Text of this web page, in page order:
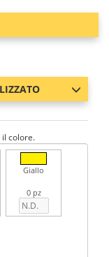
colore.
Giallo
0 pz